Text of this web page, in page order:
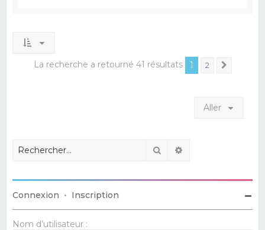
La recherche a retourné 41 résultats 1 2
Aller
Rechercher
Connexion • Inscription
Nom d’utilisateur :